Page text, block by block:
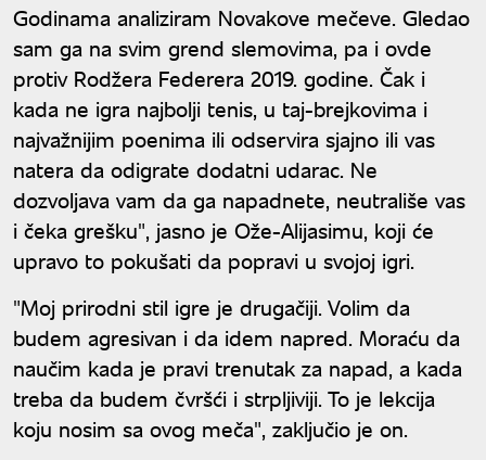
Godinama analiziram Novakove mečeve. Gledao
sam ga na svim grend slemovima, pa i ovde
protiv Rodžera Federera 2019. godine. Čak i
kada ne igra najbolji tenis, u taj-brejkovima i
najvažnijim poenima ili odservira sjajno ili vas
natera da odigrate dodatni udarac. Ne
dozvoljava vam da ga napadnete, neutrališe vas
i čeka grešku", jasno je Ože-Alijasimu, koji će
upravo to pokušati da popravi u svojoj igri.
"Moj prirodni stil igre je drugačiji. Volim da
budem agresivan i da idem napred. Moraću da
naučim kada je pravi trenutak za napad, a kada
treba da budem čvršći i strpljiviji. To je lekcija
koju nosim sa ovog meča", zaključio je on.